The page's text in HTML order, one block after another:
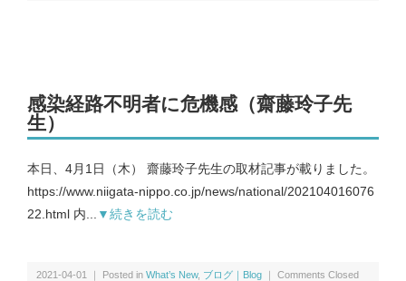
ミャンマー｜Myanmar
感染経路不明者に危機感（齋藤玲子先
生）
本日、4月1日（木） 齋藤玲子先生の取材記事が載りました。
https://www.niigata-nippo.co.jp/news/national/202104016076
22.html 内...
▼続きを読む
2021-04-01 ｜ Posted in What’s New, ブログ｜Blog ｜ Comments Closed